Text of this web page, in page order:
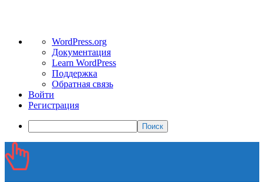
WordPress
WordPress.org
Документация
Learn WordPress
Поддержка
Обратная связь
Войти
Регистрация
Поиск